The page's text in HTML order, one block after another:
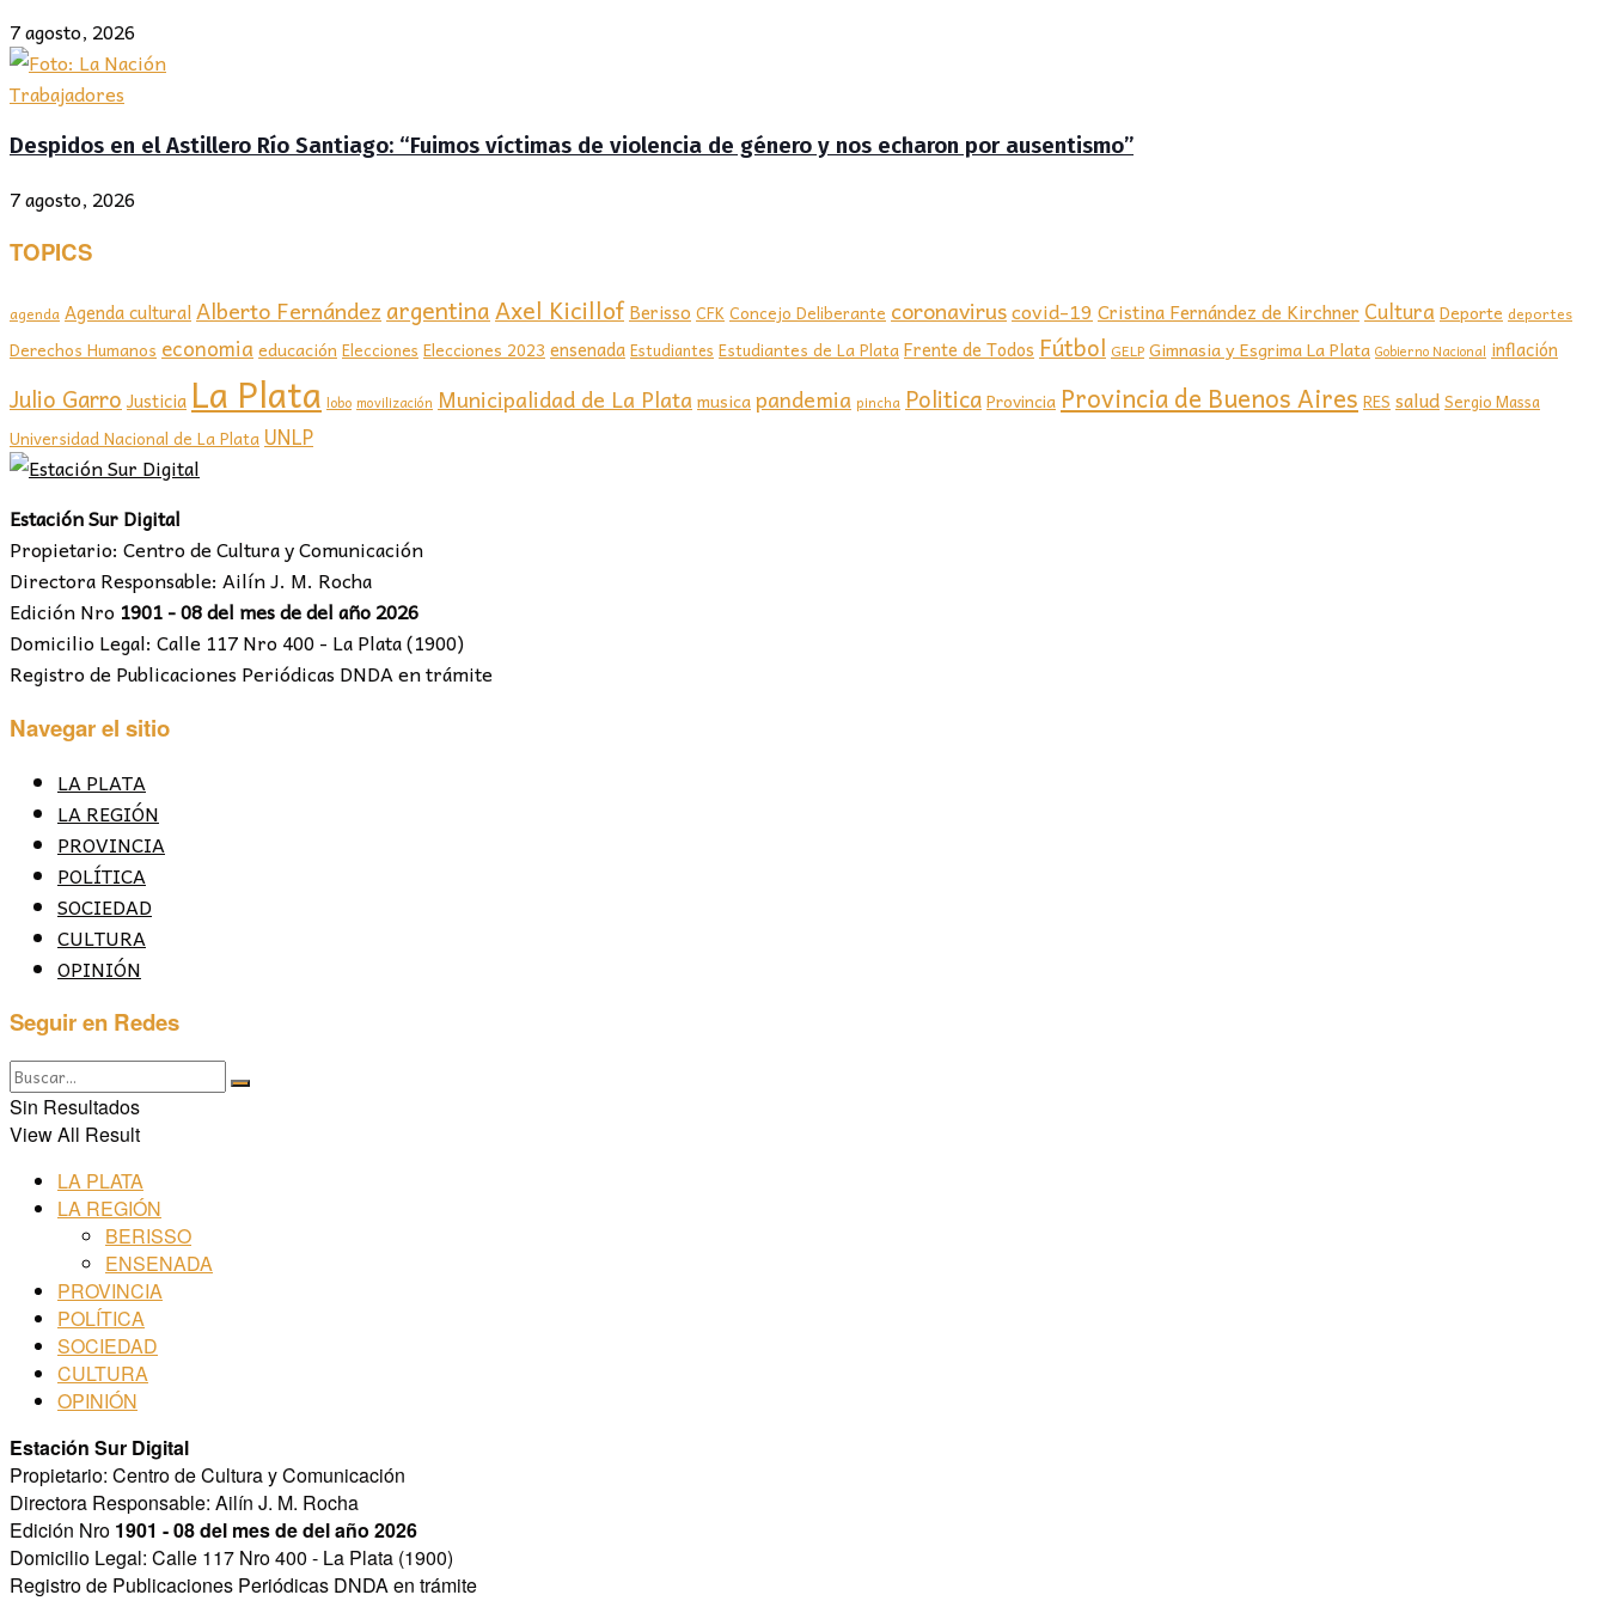
7 agosto, 2026
Trabajadores
Despidos en el Astillero Río Santiago: “Fuimos víctimas de violencia de género y nos echaron por ausentismo”
7 agosto, 2026
TOPICS
agenda Agenda culturalAlberto Fernández argentinaAxel Kicillof Berisso CFKConcejo Deliberante coronaviruscovid-19 Cristina Fernández de Kirchner Cultura Deporte deportes
Derechos Humanos economia educación Elecciones Elecciones 2023 ensenada Estudiantes Estudiantes de La PlataFrente de Todos Fútbol GELP Gimnasia y Esgrima La Plata Gobierno Nacional inflación
Julio Garro Justicia La Plata lobo movilización Municipalidad de La Plata musicapandemia pincha PoliticaProvincia Provincia de Buenos Aires RES saludSergio Massa
Universidad Nacional de La Plata UNLP
Estación Sur Digital
Propietario: Centro de Cultura y Comunicación
Directora Responsable: Ailín J. M. Rocha
Edición Nro 1901 - 08 del mes de del año 2026
Domicilio Legal: Calle 117 Nro 400 - La Plata (1900)
Registro de Publicaciones Periódicas DNDA en trámite
Navegar el sitio
LA PLATA
LA REGIÓN
PROVINCIA
POLÍTICA
SOCIEDAD
CULTURA
OPINIÓN
Seguir en Redes
Sin Resultados
View All Result
LA PLATA
LA REGIÓN
BERISSO
ENSENADA
PROVINCIA
POLÍTICA
SOCIEDAD
CULTURA
OPINIÓN
Estación Sur Digital
Propietario: Centro de Cultura y Comunicación
Directora Responsable: Ailín J. M. Rocha
Edición Nro 1901 - 08 del mes de del año 2026
Domicilio Legal: Calle 117 Nro 400 - La Plata (1900)
Registro de Publicaciones Periódicas DNDA en trámite